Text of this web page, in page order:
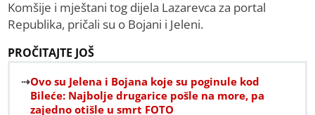
Komšije i mještani tog dijela Lazarevca za portal
Republika, pričali su o Bojani i Jeleni.
PROČITAJTE JOŠ
Ovo su Jelena i Bojana koje su poginule kod
Bileće: Najbolje drugarice pošle na more, pa
zajedno otišle u smrt FOTO